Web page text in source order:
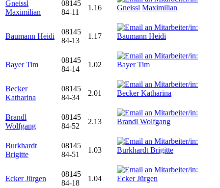
Gneissl
Maximilian
08145
84-11
1.16
Baumann Heidi
08145
84-13
1.17
Bayer Tim
08145
84-14
1.02
Becker
Katharina
08145
84-34
2.01
Brandl
Wolfgang
08145
84-52
2.13
Burkhardt
Brigitte
08145
84-51
1.03
Ecker Jürgen
08145
84-18
1.04